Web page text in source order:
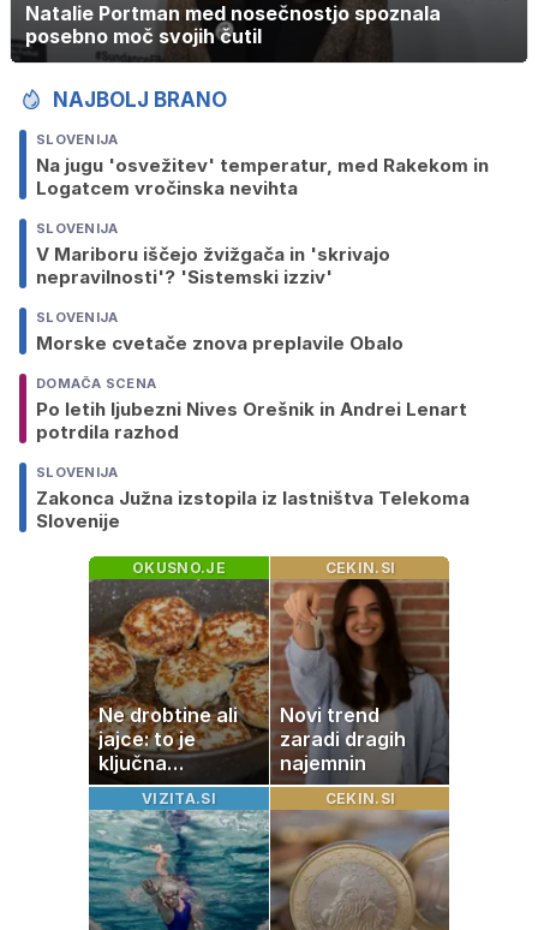
Natalie Portman med nosečnostjo spoznala
posebno moč svojih čutil
NAJBOLJ BRANO
SLOVENIJA
Na jugu 'osvežitev' temperatur, med Rakekom in
Logatcem vročinska nevihta
SLOVENIJA
V Mariboru iščejo žvižgača in 'skrivajo
nepravilnosti'? 'Sistemski izziv'
SLOVENIJA
Morske cvetače znova preplavile Obalo
DOMAČA SCENA
Po letih ljubezni Nives Orešnik in Andrei Lenart
potrdila razhod
SLOVENIJA
Zakonca Južna izstopila iz lastništva Telekoma
Slovenije
OKUSNO.JE
Ne drobtine ali
jajce: to je
ključna
sestavina za bolj
mehke in sočne
mesne polpete
CEKIN.SI
Novi trend
zaradi dragih
najemnin
VIZITA.SI CEKIN.SI